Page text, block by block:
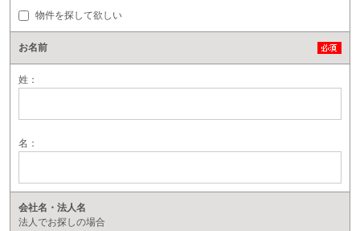
物件を探して欲しい
お名前
姓：
名：
会社名・法人名
法人でお探しの場合